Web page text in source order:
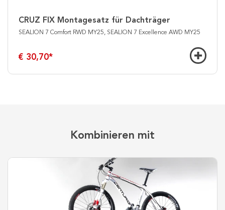
CRUZ FIX Montagesatz für Dachträger
SEALION 7 Comfort RWD MY25, SEALION 7 Excellence AWD MY25
€ 30,70*
Kombinieren mit